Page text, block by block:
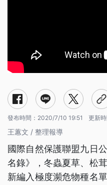
發布時間： 2020/7/10 19:51 更新時
王蕙文 / 整理報導
國際自然保護聯盟九日
名錄》，冬蟲夏草、松
新編入極度瀕危物種名